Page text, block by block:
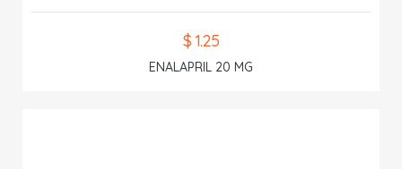
$ 1.25
ENALAPRIL 20 MG